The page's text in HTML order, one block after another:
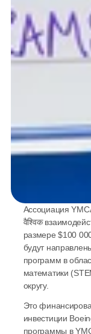
Ассоциация
वैश्विक
размере $100
будут
программ в
математики
округу.
Это
инвестиции
программы в